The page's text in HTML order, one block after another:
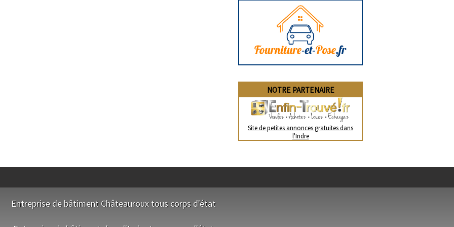
NOTRE PARTENAIRE
Site de petites annonces gratuites dans
l'Indre
Entreprise de bâtiment Châteauroux tous corps d'état